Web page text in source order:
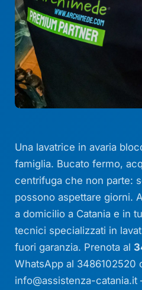
Una lavatrice in avaria
famiglia. Bucato fermo,
centrifuga che non parte:
possono aspettare giorni.
a domicilio a Catania e in
tecnici specializzati in
fuori garanzia. Prenota al
WhatsApp al 3486102520
info@assistenza-catania.it